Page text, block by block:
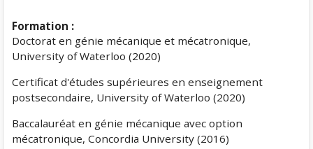
Formation :
Doctorat en génie mécanique et mécatronique,
University of Waterloo (2020)
Certificat d'études supérieures en enseignement
postsecondaire, University of Waterloo (2020)
Baccalauréat en génie mécanique avec option
mécatronique, Concordia University (2016)